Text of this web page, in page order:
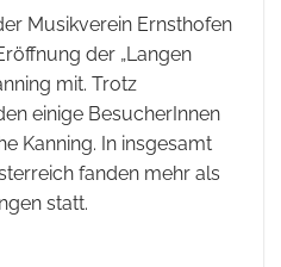
Musikverein Ernsthofen
der „Langen
mit. Trotz
einige BesucherInnen
Kanning. In insgesamt
fanden mehr als
statt.